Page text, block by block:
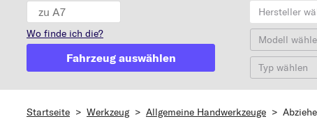
Wo finde ich die?
Fahrzeug auswählen
Hersteller
Modell
Typ wählen
Startseite > Werkzeug > Allgemeine Handwerkzeuge >